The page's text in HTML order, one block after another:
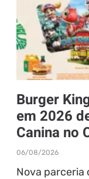
Burger
em 2026
Canina no
06/08/2026
Nova parceria